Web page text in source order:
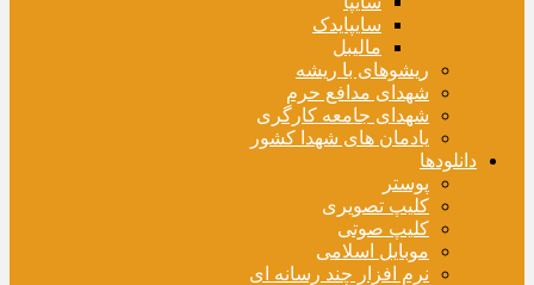
سایپایدک
مالیبل
ریشوهای با ریشه
شهدای مدافع حرم
شهدای جامعه کارگری
یادمان های شهدا کشور
دانلودها
پوستر
کلیپ تصویری
کلیپ صوتی
موبایل اسلامی
نرم افزار چند رسانه ای